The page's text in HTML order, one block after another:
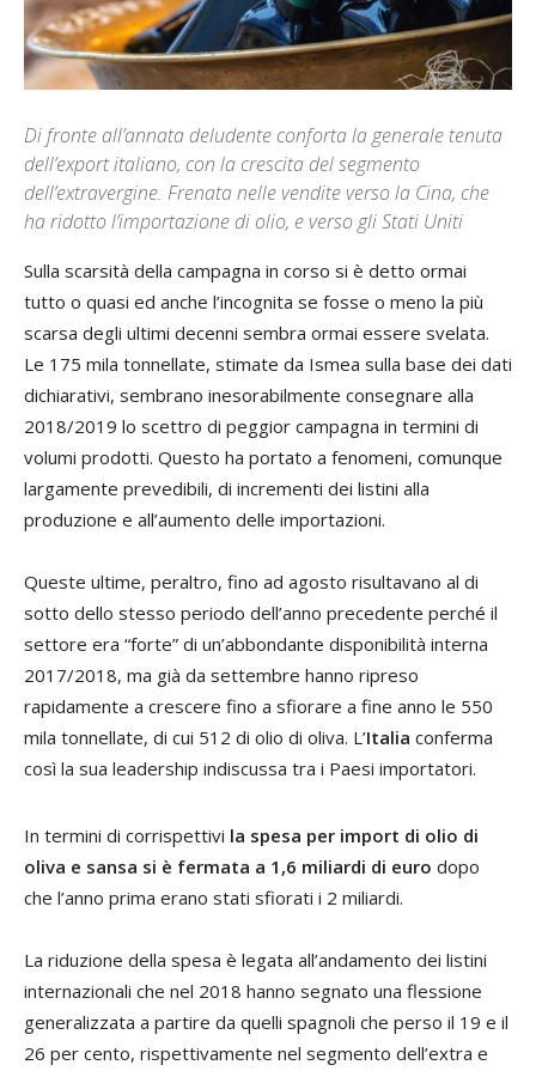
Di fronte all’annata deludente conforta la generale tenuta
dell’export italiano, con la crescita del segmento
dell’extravergine. Frenata nelle vendite verso la Cina, che
ha ridotto l’importazione di olio, e verso gli Stati Uniti
Sulla scarsità della campagna in corso si è detto ormai
tutto o quasi ed anche l’incognita se fosse o meno la più
scarsa degli ultimi decenni sembra ormai essere svelata.
Le 175 mila tonnellate, stimate da Ismea sulla base dei dati
dichiarativi, sembrano inesorabilmente consegnare alla
2018/2019 lo scettro di peggior campagna in termini di
volumi prodotti. Questo ha portato a fenomeni, comunque
largamente prevedibili, di incrementi dei listini alla
produzione e all’aumento delle importazioni.
Queste ultime, peraltro, fino ad agosto risultavano al di
sotto dello stesso periodo dell’anno precedente perché il
settore era “forte” di un’abbondante disponibilità interna
2017/2018, ma già da settembre hanno ripreso
rapidamente a crescere fino a sfiorare a fine anno le 550
mila tonnellate, di cui 512 di olio di oliva. L’Italia conferma
così la sua leadership indiscussa tra i Paesi importatori.
In termini di corrispettivi la spesa per import di olio di
oliva e sansa si è fermata a 1,6 miliardi di euro dopo
che l’anno prima erano stati sfiorati i 2 miliardi.
La riduzione della spesa è legata all’andamento dei listini
internazionali che nel 2018 hanno segnato una flessione
generalizzata a partire da quelli spagnoli che perso il 19 e il
26 per cento, rispettivamente nel segmento dell’extra e